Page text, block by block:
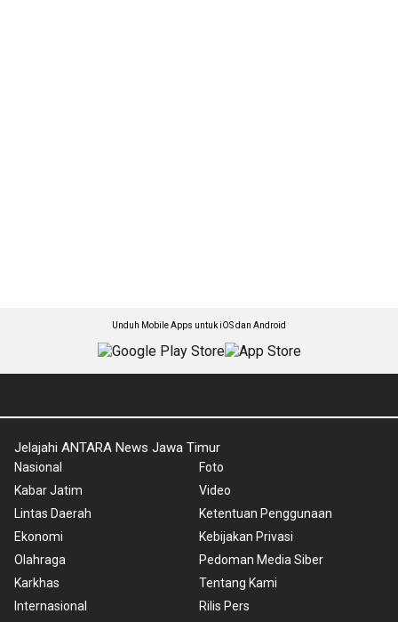
Unduh Mobile Apps untuk iOS dan Android
Jelajahi ANTARA News Jawa Timur
Nasional
Kabar Jatim
Lintas Daerah
Ekonomi
Olahraga
Karkhas
Internasional
Foto
Video
Ketentuan Penggunaan
Kebijakan Privasi
Pedoman Media Siber
Tentang Kami
Rilis Pers